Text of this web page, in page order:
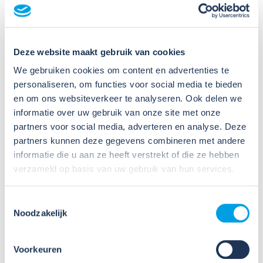
Deze website maakt gebruik van cookies
We gebruiken cookies om content en advertenties te
personaliseren, om functies voor social media te bieden
en om ons websiteverkeer te analyseren. Ook delen we
informatie over uw gebruik van onze site met onze
partners voor social media, adverteren en analyse. Deze
partners kunnen deze gegevens combineren met andere
informatie die u aan ze heeft verstrekt of die ze hebben
verzameld op basis van uw gebruik van hun services.
Noodzakelijk
Voorkeuren
Lees verder
03
Sep
2025
Praktijkdagen Veilig Werken voor
monteurs
De eerstvolgende Praktijkdag is in Akersloot op
10 september a.s. Wil jij weten hoe je up-to-date
handvatten krijgt voor jouw werk? Bezoek dan